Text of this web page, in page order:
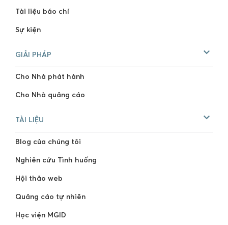
Tài liệu báo chí
Sự kiện
GIẢI PHÁP
Cho Nhà phát hành
Cho Nhà quảng cáo
TÀI LIỆU
Blog của chúng tôi
Nghiên cứu Tình huống
Hội thảo web
Quảng cáo tự nhiên
Học viện MGID